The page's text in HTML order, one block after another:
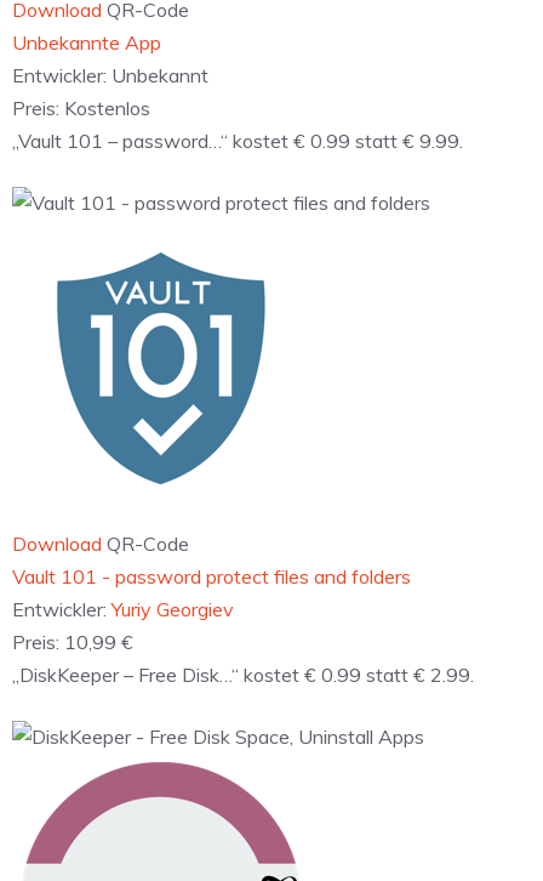
Download QR-Code
Unbekannte App
Entwickler: Unbekannt
Preis: Kostenlos
„Vault 101 – password…“ kostet € 0.99 statt € 9.99.
Download QR-Code
‎Vault 101 - password protect files and folders
Entwickler:Yuriy Georgiev
Preis: 10,99 €
„DiskKeeper – Free Disk…“ kostet € 0.99 statt € 2.99.